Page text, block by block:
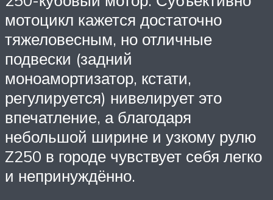
мотоцикл кажется достаточно
тяжеловесным, но отличные
подвески (задний
моноамортизатор, кстати,
регулируется) нивелирует это
впечатление, а благодаря
небольшой ширине и узкому рулю
Z250 в городе чувствует себя легко
и непринуждённо.